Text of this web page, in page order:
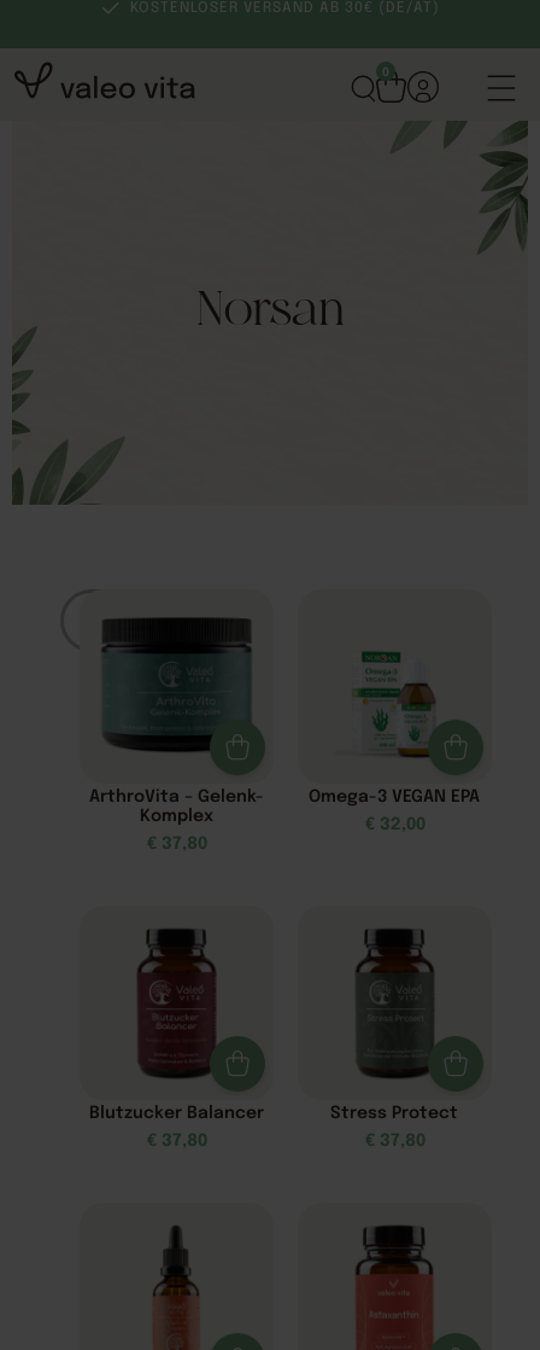
KOSTENLOSER VERSAND AB 30€ (DE/AT)
0
Norsan
Filter
ArthroVita – Gelenk-
Komplex
€ 37,80
Omega-3 VEGAN EPA
€ 32,00
Blutzucker Balancer
€ 37,80
Stress Protect
€ 37,80